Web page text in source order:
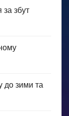
збут
до зими та